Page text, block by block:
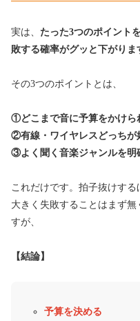
実は、 たった3つのポイント
敗する確率がグッと下がりま
その3つのポイントとは、
①どこまで音に予算をかけら
②有線・ワイヤレスどっちが
③よく聞く音楽ジャンルを明
これだけです。拍子抜けす
大きく失敗することはまず
すが、
【結論】
予算を決める